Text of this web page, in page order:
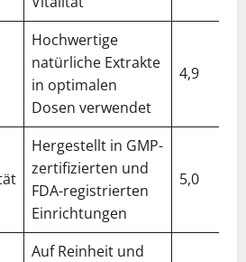
Hochwertige
natürliche Extrakte
in optimalen
Dosen verwendet
4,9
Hergestellt in GMP-
zertifizierten und
FDA-registrierten
Einrichtungen
5,0
Auf Reinheit und